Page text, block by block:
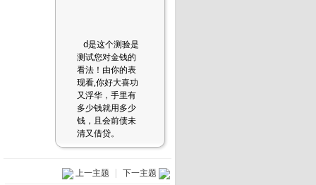
d是这个测验是
测试您对金钱的
看法！由你的表
现看,你好大喜功
又浮华，手里有
多少钱就用多少
钱，且会前债未
清又借贷。
上一主题 | 下一主题